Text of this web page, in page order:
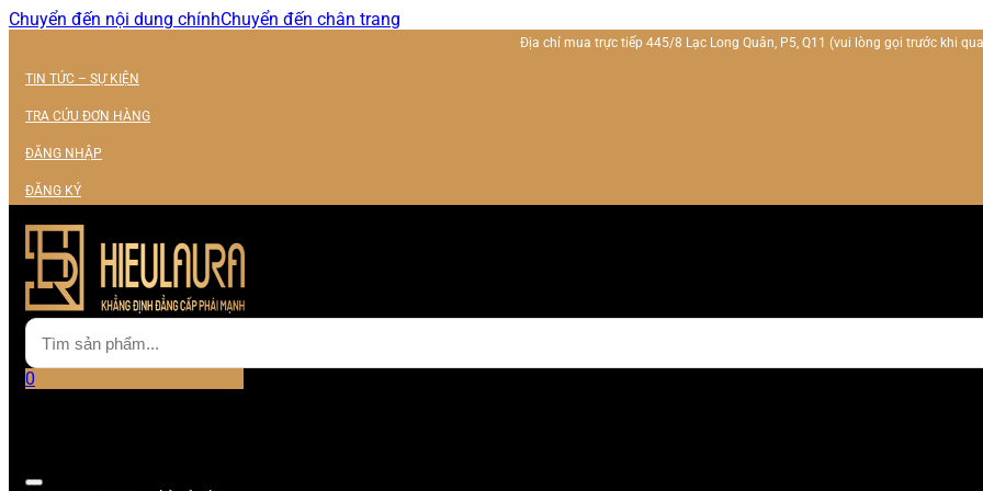
Chuyển đến nội dung chínhChuyển đến chân trang
Địa chỉ mua trực tiếp 445/8 Lạc Long Quân, P5, Q11 (vui lòng gọi trước khi
TIN TỨC – SỰ KIỆN
TRA CỨU ĐƠN HÀNG
ĐĂNG NHẬP
ĐĂNG KÝ
0